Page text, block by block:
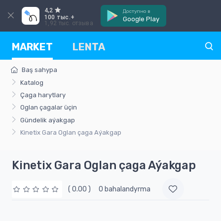
4,2
100 тыс.+
1,92 тыс. отзыва
Доступно в
Google Play
MARKET LENTA
Baş sahypa
Katalog
Çaga harytlary
Oglan çagalar üçin
Gündelik aýakgap
Kinetix Gara Oglan çaga Aýakgap
Kinetix Gara Oglan çaga Aýakgap
( 0.00 ) 0 bahalandyrma